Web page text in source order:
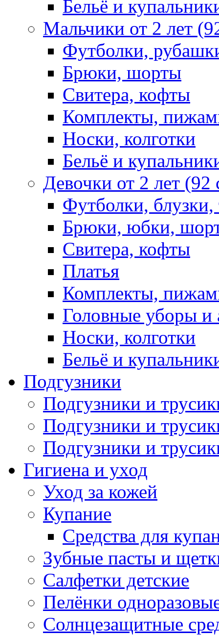
Бельё и
Мальчики от 2 лет
Футболки,
Брюки, шорты
Свитера, кофты
Комплекты,
Носки, колготки
Бельё и
Девочки от 2 лет
Футболки,
Брюки, юбки,
Свитера, кофты
Платья
Комплекты,
Головные уборы и
Носки, колготки
Бельё и
Подгузники
Подгузники и
Подгузники и
Подгузники и
Гигиена и уход
Уход за кожей
Купание
Средства для
Зубные пасты и
Салфетки детские
Пелёнки
Солнцезащитные